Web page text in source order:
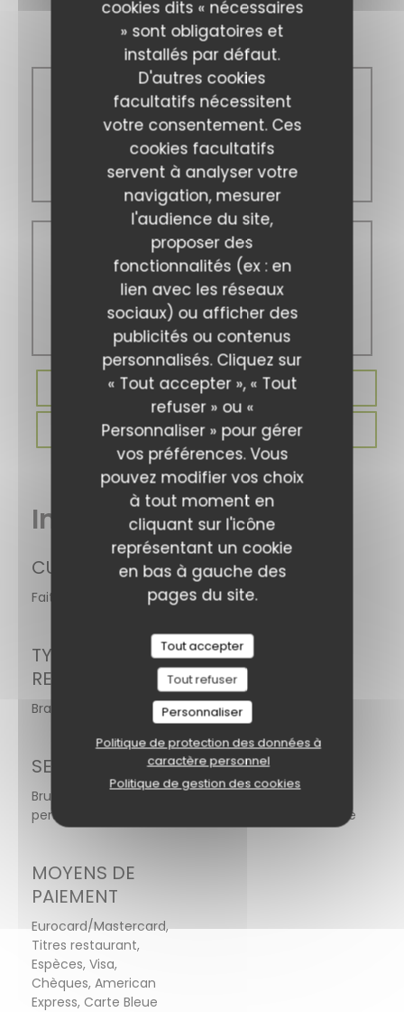
cookies dits « nécessaires
» sont obligatoires et
installés par défaut.
D'autres cookies
facultatifs nécessitent
votre consentement. Ces
cookies facultatifs
servent à analyser votre
navigation, mesurer
l'audience du site,
proposer des
fonctionnalités (ex : en
lien avec les réseaux
sociaux) ou afficher des
publicités ou contenus
personnalisés. Cliquez sur
« Tout accepter », « Tout
refuser » ou «
Personnaliser » pour gérer
vos préférences. Vous
pouvez modifier vos choix
à tout moment en
cliquant sur l'icône
représentant un cookie
en bas à gauche des
pages du site.
Tout accepter
Tout refuser
Personnaliser
Politique de protection des données à
caractère personnel
Politique de gestion des cookies
Horaires
Lun-Ven
11h00 - 14h00
19h00 - 22h00
Sam-Dim
Fermé
RÉSERVER
PRIVATISER
Infos pratiques
CUISINE
Fait maison, Produits frais, Cuisine Traditionnelle
TYPE DE
RESTAURANT
Brasserie
SERVICES
Brunch, Afterwork, Happy Hour Cocktail, Accès aux
personnes à mobilité réduite, Privatisation, Terrasse
MOYENS DE
PAIEMENT
Eurocard/Mastercard,
Titres restaurant,
Espèces, Visa,
Chèques, American
Express, Carte Bleue